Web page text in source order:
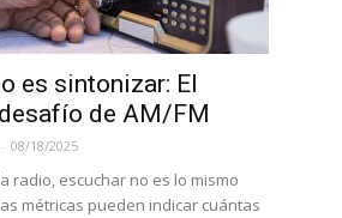
es sintonizar: El
de AM/FM
- 08/18/2025
radio, escuchar no es lo mismo
métricas pueden indicar cuántas